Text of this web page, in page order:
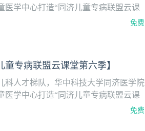
医学中心打造“同济儿童专病联盟云课
题月·第五讲儿童暴发性心肌炎的诊治
免费
专病联盟云课堂第六季】
科人才梯队，华中科技大学同济医学院
医学中心打造“同济儿童专病联盟云课
题月·第四讲儿童休克的诊治思路【直
免费